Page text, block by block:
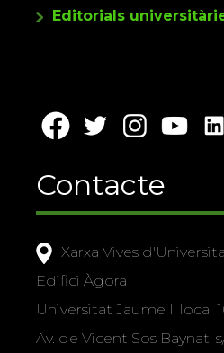
Editorials
Contacte
Xarxa Vives
Edifici Àgora
Universitat Jaume I, local
Av. de Vicent Sos Baynat,